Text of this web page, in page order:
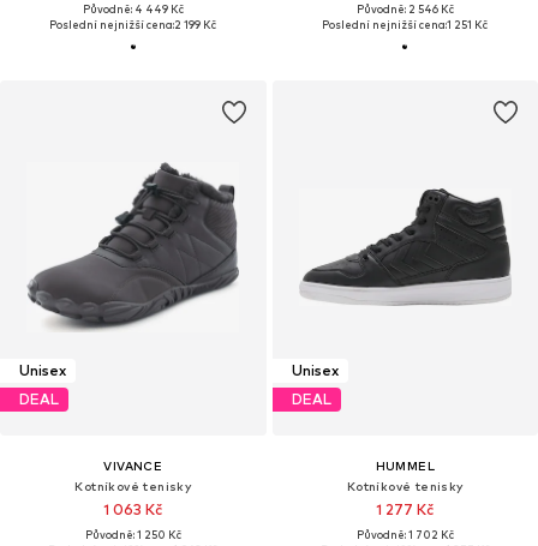
Původně: 4 449 Kč
Poslední nejnižší cena:2 199 Kč
Původně: 2 546 Kč
Poslední nejnižší cena:1 251 Kč
Unisex
DEAL
VIVANCE
Kotníkové tenisky
1 063 Kč
Původně: 1 250 Kč
Unisex
DEAL
HUMMEL
Kotníkové tenisky
1 277 Kč
Původně: 1 702 Kč